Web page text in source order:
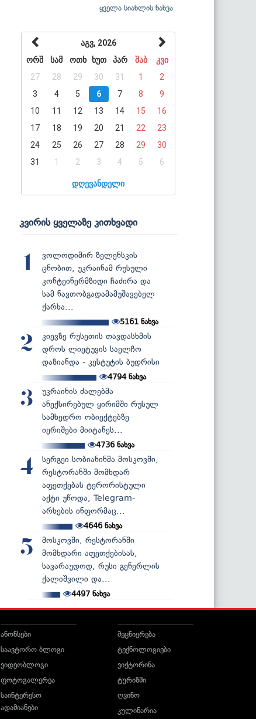
ყველა სიახლის ნახვა
აგვ, 2026
ორშ
სამ ოთხ ხუთ პარ შაბ
კვი
27
28 29 30 31 1
2
3
4 5 6 7 8
9
10
11 12 13 14 15
16
17
18 19 20 21 22
23
24
25 26 27 28 29
30
31
1 2 3 4 5 6
დღევანდელი
კვირის ყველაზე კითხვადი
1
ვოლოდიმირ ზელენსკის
ცნობით, უკრაინამ რუსული
კონტეინერმზიდი ჩაძირა და
სამ ნავთობგადამამუშავებელ
ქარხა...
5161 ნახვა
2
კიევზე რუსეთის თავდასხმის
დროს ლიეტუვის საელჩო
დაზიანდა - კესტუტის ბუდრისი
4794ნახვა
3
უკრაინის ძალებმა
ანექსირებულ ყირიმში რუსულ
სამხედრო ობიექტებზე
იერიშები მიიტანეს...
4736ნახვა
4
სერგეი სობიანინმა მოსკოვში,
რესტორანში მომხდარ
აფეთქებას ტერორისტული
აქტი უწოდა, Telegram-
არხების ინფორმაც...
4646ნახვა
5
მოსკოვში, რესტორანში
მომხდარი აფეთქებისას,
სავარაუდოდ, რუსი გენერლის
ქალიშვილი და...
4497 ნახვა
ანონსები
საავტორო ბლოგი
ვიდეობლოგი
ფოტოგალერეა
საინტერესო
ადამიანები
მეცნიერება
ტექნოლოგიები
ვიქტორინა
ტურიზმი
ღვინო
კულინარია